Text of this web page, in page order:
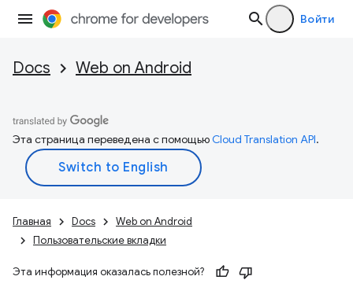
Войти
Docs Web on Android
Эта страница переведена с помощьюCloud Translation API.
Главная Docs
Web on Android
Пользовательские вкладки
Эта информация оказалась полезной?